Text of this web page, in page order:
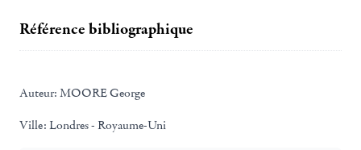
Référence bibliographique
Auteur: MOORE George
Ville: Londres - Royaume-Uni